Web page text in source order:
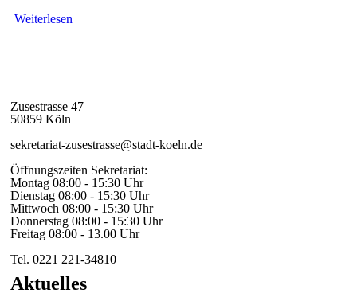
Weiterlesen
Zusestrasse 47
50859 Köln
sekretariat-zusestrasse@stadt-koeln.de
Öffnungszeiten Sekretariat:
Montag 08:00 - 15:30 Uhr
Dienstag 08:00 - 15:30 Uhr
Mittwoch 08:00 - 15:30 Uhr
Donnerstag 08:00 - 15:30 Uhr
Freitag 08:00 - 13.00 Uhr
Tel. 0221 221-34810
Aktuelles